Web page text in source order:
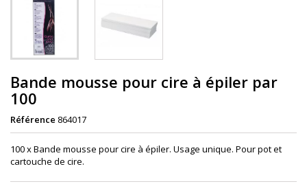
Bande mousse pour cire à épiler par
100
Référence 864017
100 x Bande mousse pour cire à épiler. Usage unique. Pour pot et
cartouche de cire.